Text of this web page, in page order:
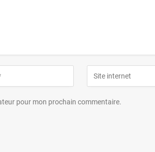
pour mon prochain commentaire.